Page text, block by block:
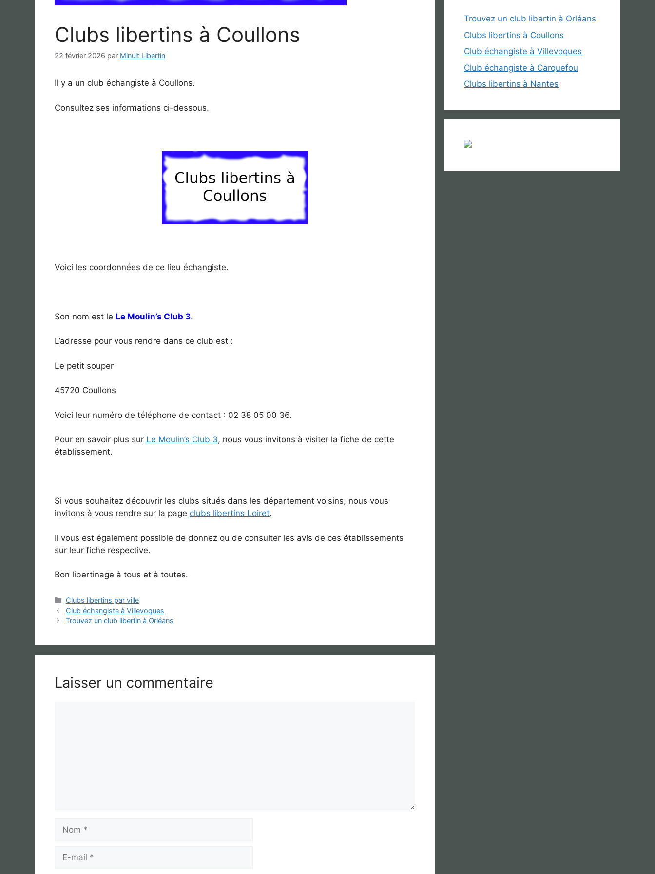
Clubs libertins à Coullons
22 février 2026 par Minuit Libertin
Il y a un club échangiste à Coullons.
Consultez ses informations ci-dessous.
Voici les coordonnées de ce lieu échangiste.
Son nom est le Le Moulin’s Club 3.
L’adresse pour vous rendre dans ce club est :
Le petit souper
45720 Coullons
Voici leur numéro de téléphone de contact : 02 38 05 00 36.
Pour en savoir plus sur Le Moulin’s Club 3, nous vous invitons à visiter la fiche de cette
établissement.
Si vous souhaitez découvrir les clubs situés dans les département voisins, nous vous
invitons à vous rendre sur la page clubs libertins Loiret.
Il vous est également possible de donnez ou de consulter les avis de ces établissements
sur leur fiche respective.
Bon libertinage à tous et à toutes.
Catégories
Clubs libertins par ville
Club échangiste à Villevoques
Trouvez un club libertin à Orléans
Laisser un commentaire
Nom
Trouvez un club libertin à Orléans
Clubs libertins à Coullons
Club échangiste à Villevoques
Club échangiste à Carquefou
Clubs libertins à Nantes